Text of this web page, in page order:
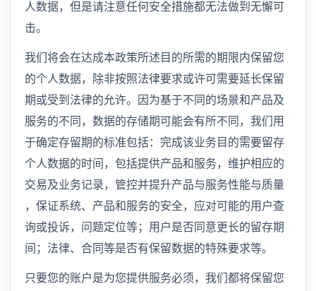
人数据，但是请注意任何安全措施都无法做到无懈可
击。
我们将会在达成本政策所述目的所需的期限内保留您
的个人数据，除非按照法律要求或许可需要延长保留
期或受到法律的允许。因为基于不同的场景和产品及
服务的不同，数据的存储期可能会有所不同，我们用
于确定存留期的标准包括：完成该业务目的需要留存
个人数据的时间，包括提供产品和服务，维护相应的
交易及业务记录，管控并提升产品与服务性能与质量
，保证系统、产品和服务的安全，应对可能的用户查
询或投诉，问题定位等；用户是否同意更长的留存期
间；法律、合同等是否有保留数据的特殊要求等。
只要您的账户是为您提供服务必须，我们都将保留您